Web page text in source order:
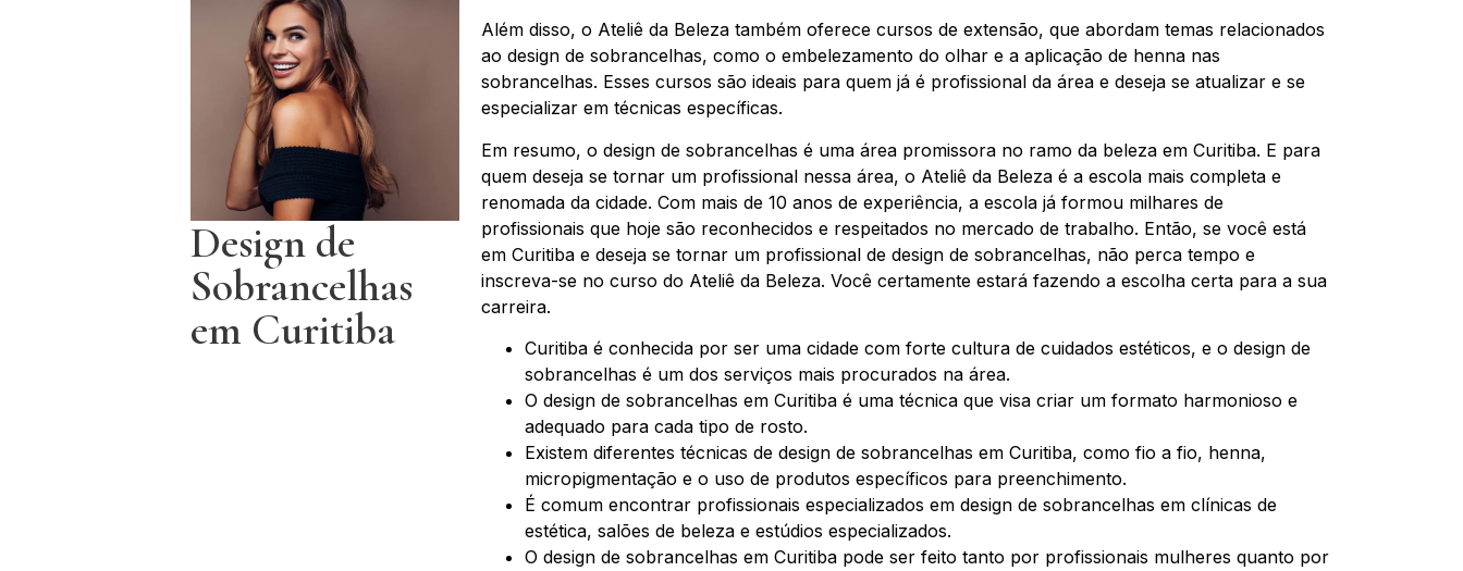
Design de
Sobrancelhas
em Curitiba
Além disso, o Ateliê da Beleza também oferece cursos de extensão, que abordam temas relacionados
ao design de sobrancelhas, como o embelezamento do olhar e a aplicação de henna nas
sobrancelhas. Esses cursos são ideais para quem já é profissional da área e deseja se atualizar e se
especializar em técnicas específicas.
Em resumo, o design de sobrancelhas é uma área promissora no ramo da beleza em Curitiba. E para
quem deseja se tornar um profissional nessa área, o Ateliê da Beleza é a escola mais completa e
renomada da cidade. Com mais de 10 anos de experiência, a escola já formou milhares de
profissionais que hoje são reconhecidos e respeitados no mercado de trabalho. Então, se você está
em Curitiba e deseja se tornar um profissional de design de sobrancelhas, não perca tempo e
inscreva-se no curso do Ateliê da Beleza. Você certamente estará fazendo a escolha certa para a sua
carreira.
Curitiba é conhecida por ser uma cidade com forte cultura de cuidados estéticos, e o design de
sobrancelhas é um dos serviços mais procurados na área.
O design de sobrancelhas em Curitiba é uma técnica que visa criar um formato harmonioso e
adequado para cada tipo de rosto.
Existem diferentes técnicas de design de sobrancelhas em Curitiba, como fio a fio, henna,
micropigmentação e o uso de produtos específicos para preenchimento.
É comum encontrar profissionais especializados em design de sobrancelhas em clínicas de
estética, salões de beleza e estúdios especializados.
O design de sobrancelhas em Curitiba pode ser feito tanto por profissionais mulheres quanto por